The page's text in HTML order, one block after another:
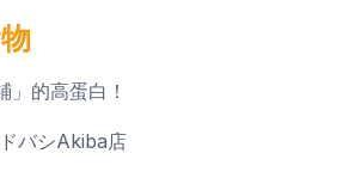
」的高蛋白！
バシAkiba店